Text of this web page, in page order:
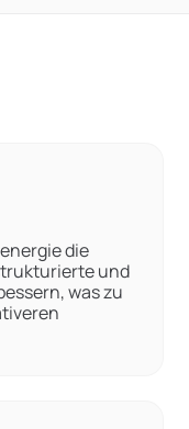
die
und
was zu